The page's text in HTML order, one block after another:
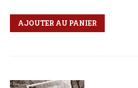
Qté
Format
AJOUTER AU PANIER